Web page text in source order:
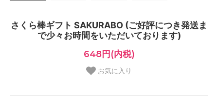
さくら棒ギフト SAKURABO (ご好評につき発送ま
で少々お時間をいただいております)
648円(内税)
お気に入り